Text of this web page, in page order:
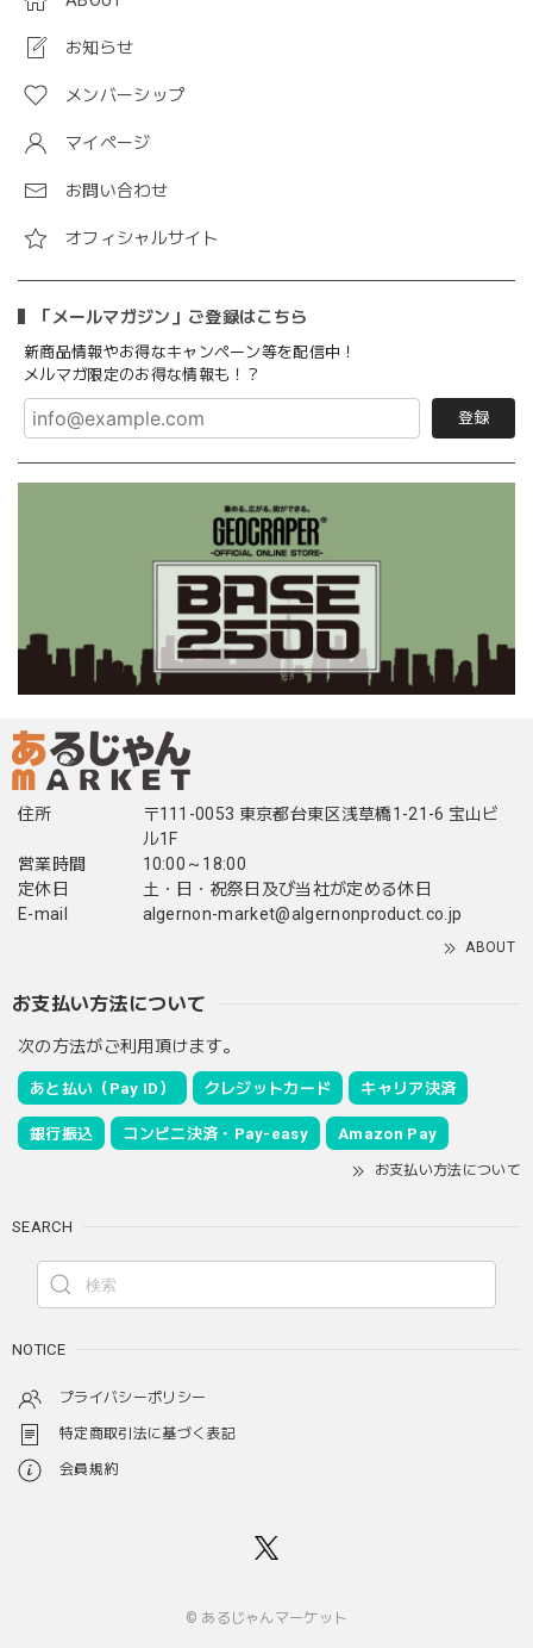
お知らせ
メンバーシップ
マイページ
お問い合わせ
オフィシャルサイト
「メールマガジン」ご登録はこちら
新商品情報やお得なキャンペーン等を配信中！
メルマガ限定のお得な情報も！？
登録
住所
〒111-0053 東京都台東区浅草橋1-21-6 宝山ビ
ル1F
営業時間
10:00～18:00
定休日
土・日・祝祭日及び当社が定める休日
E-mail
algernon-market@algernonproduct.co.jp
ABOUT
お支払い方法について
次の方法がご利用頂けます。
あと払い（Pay ID） クレジットカード キャリア決済
銀行振込 コンビニ決済・Pay-easy Amazon Pay
お支払い方法について
SEARCH
NOTICE
プライバシーポリシー
特定商取引法に基づく表記
会員規約
© あるじゃんマーケット